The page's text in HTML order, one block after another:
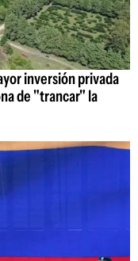
inversión privada
de "trancar" la